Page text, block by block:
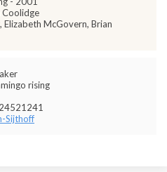
Coolidge
Elizabeth McGovern, Brian
rising
Sijthoff